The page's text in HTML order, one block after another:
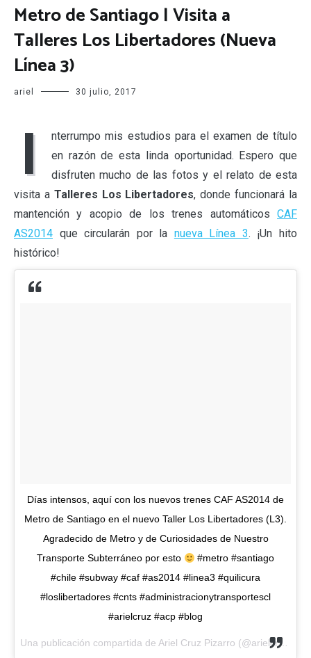
Metro de Santiago | Visita a
Talleres Los Libertadores (Nueva
Línea 3)
ariel 30 julio, 2017
I
nterrumpo mis estudios para el examen de título
en razón de esta linda oportunidad. Espero que
disfruten mucho de las fotos y el relato de esta
visita a Talleres Los Libertadores, donde funcionará la
mantención y acopio de los trenes automáticos CAF
AS2014 que circularán por la nueva Línea 3. ¡Un hito
histórico!
Días intensos, aquí con los nuevos trenes CAF AS2014 de
Metro de Santiago en el nuevo Taller Los Libertadores (L3).
Agradecido de Metro y de Curiosidades de Nuestro
Transporte Subterráneo por esto
#metro #santiago
#chile #subway #caf #as2014 #linea3 #quilicura
#loslibertadores #cnts #administracionytransportescl
#arielcruz #acp #blog
Una publicación compartida de Ariel Cruz Pizarro (@arielcruzpizarro) el